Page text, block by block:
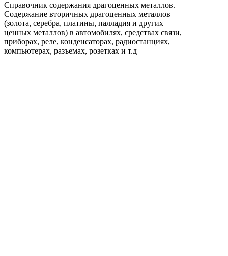
Справочник содержания драгоценных металлов.
Содержание вторичных драгоценных металлов
(золота, серебра, платины, палладия и других
ценных металлов) в автомобилях, средствах связи,
приборах, реле, конденсаторах, радиостанциях,
компьютерах, разъемах, розетках и т.д